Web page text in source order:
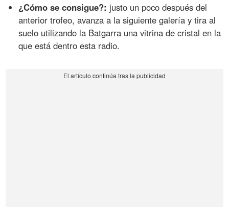
¿Cómo se consigue?: justo un poco después del
anterior trofeo, avanza a la siguiente galería y tira al
suelo utilizando la Batgarra una vitrina de cristal en la
que está dentro esta radio.